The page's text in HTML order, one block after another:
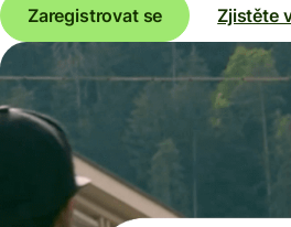
Zaregistrovat se Zjistěte